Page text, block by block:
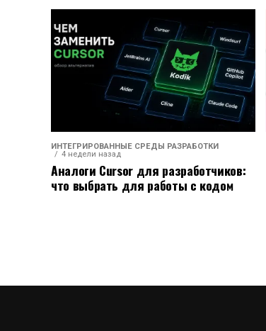
ИНТЕГРИРОВАННЫЕ СРЕДЫ РАЗРАБОТКИ
4 недели назад
Аналоги Cursor для разработчиков:
что выбрать для работы с кодом